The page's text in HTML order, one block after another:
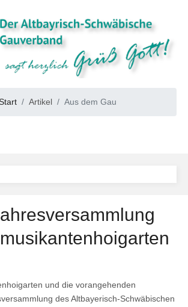
Artikel Aus dem Gau
und die vorangehenden
des Altbayerisch-Schwäbischen